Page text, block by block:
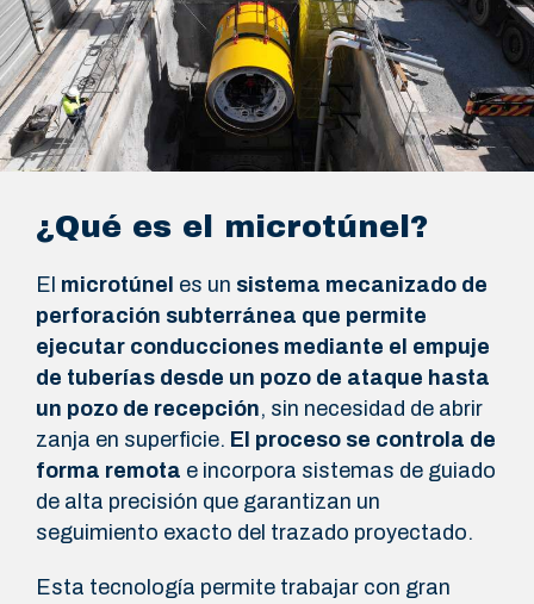
¿Qué es el microtúnel?
El microtúnel es un sistema mecanizado de
perforación subterránea que permite
ejecutar conducciones mediante el empuje
de tuberías desde un pozo de ataque hasta
un pozo de recepción, sin necesidad de abrir
zanja en superficie. El proceso se controla de
forma remota e incorpora sistemas de guiado
de alta precisión que garantizan un
seguimiento exacto del trazado proyectado.
Esta tecnología permite trabajar con gran